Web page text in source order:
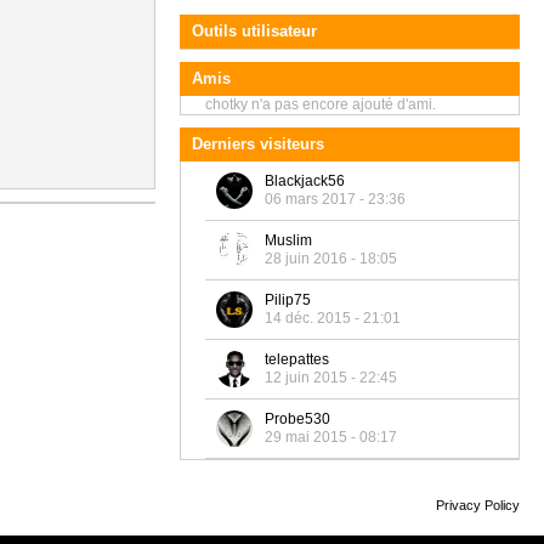
Outils utilisateur
Amis
chotky n'a pas encore ajouté d'ami.
Derniers visiteurs
Blackjack56
06 mars 2017 - 23:36
Muslim
28 juin 2016 - 18:05
Pilip75
14 déc. 2015 - 21:01
telepattes
12 juin 2015 - 22:45
Probe530
29 mai 2015 - 08:17
Privacy Policy